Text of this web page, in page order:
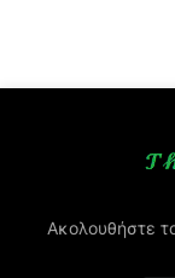
Ακολουθήστε